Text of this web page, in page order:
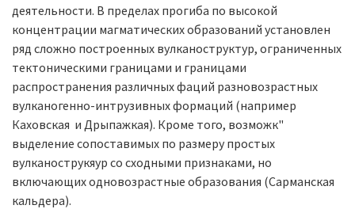
деятельности. В пределах прогиба по высокой
концентрации магматических образований установлен
ряд сложно построенных вулканоструктур, ограниченных
тектоническими границами и границами
распространения различных фаций разновозрастных
вулканогенно-интрузивных формаций (например
Каховская и Дрыпажкая). Кроме того, возможк"
выделение сопоставимых по размеру простых
вулканострукяур со сходными признаками, но
включающих одновозрастные образования (Сарманская
кальдера).